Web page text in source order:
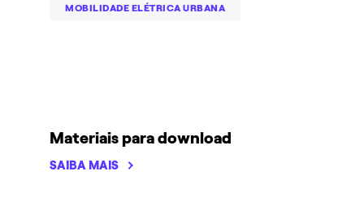
MOBILIDADE ELÉTRICA URBANA
Materiais para download
SAIBA MAIS